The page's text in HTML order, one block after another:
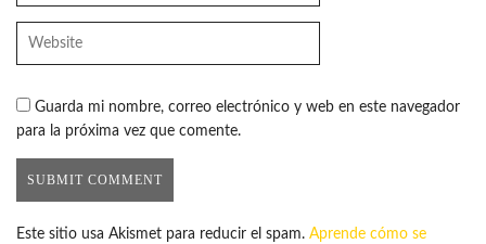
Guarda mi nombre, correo electrónico y web en este navegador
para la próxima vez que comente.
Este sitio usa Akismet para reducir el spam. Aprende cómo se